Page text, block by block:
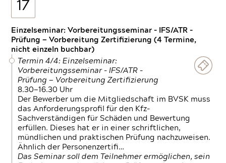
17
Einzelseminar: Vorbereitungsseminar - IFS/ATR -
Prüfung — Vorbereitung Zertifizierung (4 Termine,
nicht einzeln buchbar)
Termin 4/4: Einzelseminar:
Vorbereitungsseminar - IFS/ATR -
Prüfung — Vorbereitung Zertifizierung
8.30—16.30 Uhr
Der Bewerber um die Mitgliedschaft im BVSK muss
das Anforderungsprofil für den Kfz-
Sachverständigen für Schäden und Bewertung
erfüllen. Dieses hat er in einer schriftlichen,
mündlichen und praktischen Prüfung nachzuweisen.
Ähnlich der Personenzertifi…
Das Seminar soll dem Teilnehmer ermöglichen, sein